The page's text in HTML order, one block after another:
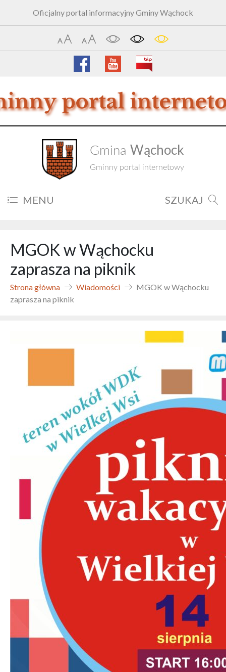
Oficjalny portal informacyjny Gminy Wąchock
Gmina Wąchock
Gminny portal internetowy
MENU SZUKAJ
MGOK w Wąchocku
zaprasza na piknik
Strona główna Wiadomości
MGOK w Wąchocku
zaprasza na piknik